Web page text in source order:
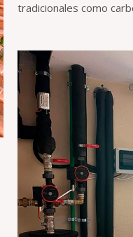
tradicionales como